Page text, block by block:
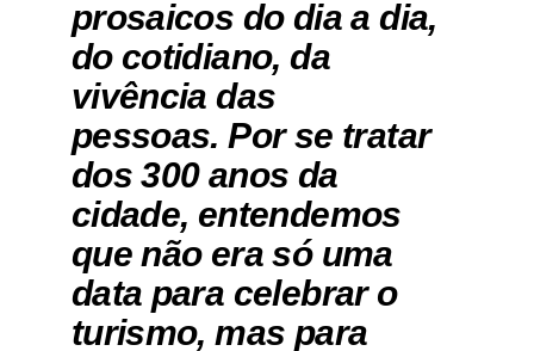
prosaicos do dia a dia,
do cotidiano, da
vivência das
pessoas. Por se tratar
dos 300 anos da
cidade, entendemos
que não era só uma
data para celebrar o
turismo, mas para